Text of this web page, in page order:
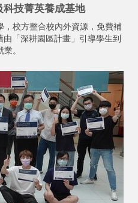
技菁英養成基地
校方整合校內外資源，免費補
「深耕園區計畫」引導學生到
。